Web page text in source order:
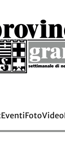
EventiFotoVideo